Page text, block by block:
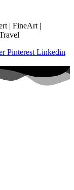
| FineArt |
Pinterest Linkedin